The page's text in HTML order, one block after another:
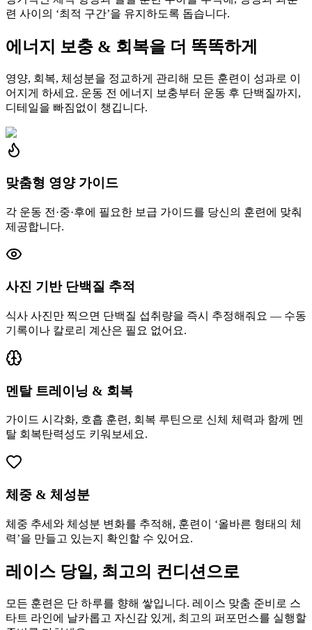
련 사이의 ‘최적 구간’을 유지하도록 돕습니다.
에너지 보충 & 회복을 더 똑똑하게
영양, 회복, 체성분을 정교하게 관리해 모든 훈련이 성과로 이
어지게 하세요. 운동 전 에너지 보충부터 운동 후 단백질까지,
디테일을 빠짐없이 챙깁니다.
맞춤형 영양 가이드
각 운동 전·중·후에 필요한 보급 가이드를 당신의 훈련에 맞춰
제공합니다.
사진 기반 단백질 추적
식사 사진만 찍으면 단백질 섭취량을 즉시 추정해줘요 — 수동
기록이나 칼로리 계산은 필요 없어요.
멘탈 트레이닝 & 회복
가이드 시각화, 호흡 훈련, 회복 루틴으로 신체 체력과 함께 멘
탈 회복탄력성도 키워보세요.
체중 & 체성분
체중 추세와 체성분 변화를 추적해, 훈련이 ‘올바른 형태의 체
력’을 만들고 있는지 확인할 수 있어요.
레이스 당일, 최고의 컨디션으로
모든 훈련은 단 하루를 향해 쌓입니다. 레이스 맞춤 준비로 스
타트 라인에 날카롭고 자신감 있게, 최고의 퍼포먼스를 실행할